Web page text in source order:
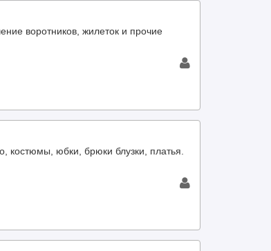
воротников, жилеток и прочие
костюмы, юбки, брюки блузки, платья.